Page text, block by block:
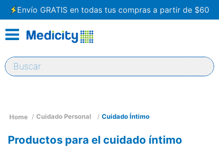
Envío GRATIS en todas tus compras a partir de $60
Buscar
Cuidado Personal Cuidado Íntimo
Productos para el cuidado íntimo